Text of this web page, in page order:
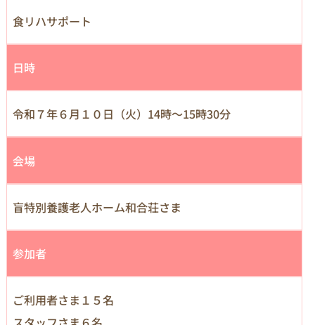
食リハサポート
日時
令和７年６月１０日（火）14時～15時30分
会場
盲特別養護老人ホーム和合荘さま
参加者
ご利用者さま１５名